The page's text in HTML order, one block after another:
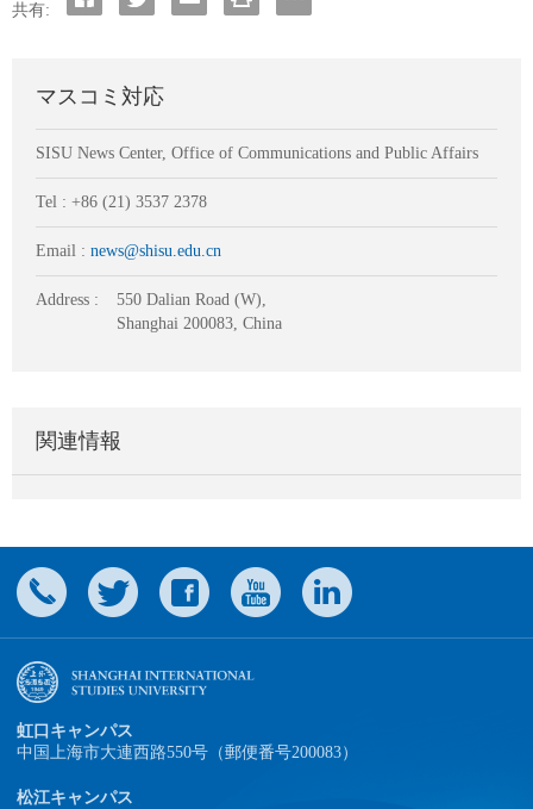
共有:
マスコミ対応
SISU News Center, Office of Communications and Public Affairs
Tel : +86 (21) 3537 2378
Email : news@shisu.edu.cn
Address :
550 Dalian Road (W),
Shanghai 200083, China
関連情報
虹口キャンパス
中国上海市大連西路550号（郵便番号200083）
松江キャンパス